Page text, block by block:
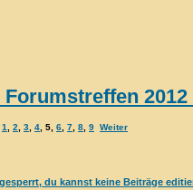
2012
1 2 3 4 5 6 7 8 9 Weiter